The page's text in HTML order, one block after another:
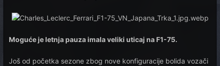
Moguće je letnja pauza imala veliki uticaj na F1-75.
Još od početka sezone zbog nove konfiguracije bolida vozači